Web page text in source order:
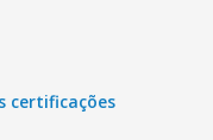
certificações